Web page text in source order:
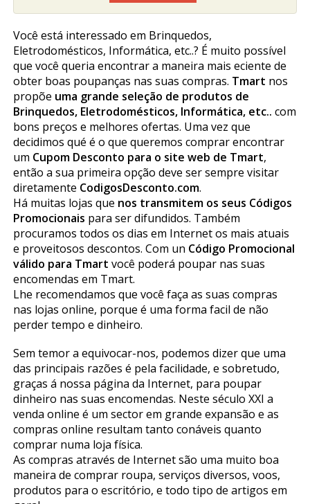
Você está interessado em Brinquedos,
Eletrodomésticos, Informática, etc..? É muito possível
que você queria encontrar a maneira mais eficiente de
obter boas poupanças nas suas compras. Tmart nos
propõe uma grande seleção de produtos de
Brinquedos, Eletrodomésticos, Informática, etc.. com
bons preços e melhores ofertas. Uma vez que
decidimos qué é o que queremos comprar encontrar
um Cupom Desconto para o site web de Tmart,
então a sua primeira opção deve ser sempre visitar
diretamente CodigosDesconto.com.
Há muitas lojas que nos transmitem os seus Códigos
Promocionais para ser difundidos. Também
procuramos todos os dias em Internet os mais atuais
e proveitosos descontos. Com un Código Promocional
válido para Tmart você poderá poupar nas suas
encomendas em Tmart.
Lhe recomendamos que você faça as suas compras
nas lojas online, porque é uma forma facil de não
perder tempo e dinheiro.
Sem temor a equivocar-nos, podemos dizer que uma
das principais razões é pela facilidade, e sobretudo,
graças á nossa página da Internet, para poupar
dinheiro nas suas encomendas. Neste século XXI a
venda online é um sector em grande expansão e as
compras online resultam tanto confiáveis quanto
comprar numa loja física.
As compras através de Internet são uma muito boa
maneira de comprar roupa, serviços diversos, voos,
produtos para o escritório, e todo tipo de artigos em